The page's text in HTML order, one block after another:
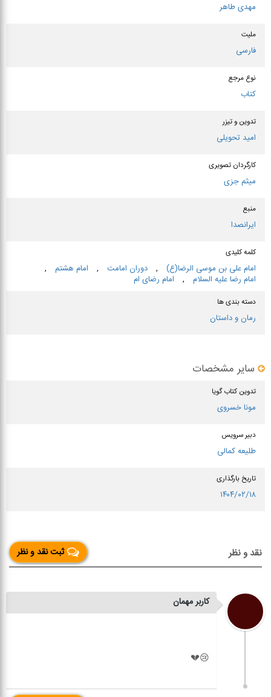
مهدی طاهر
ملیت
فارسی
نوع مرجع
کتاب
تدوین و تیزر
امید تحویلی
کارگردان تصویری
میثم جزی
منبع
ایرانصدا
کلمه کلیدی
امام علی بن موسی الرضا(ع) , دوران امامت , امام هشتم
,
امام رضا علیه السلام
, امام رضای ام
دسته بندی ها
رمان و داستان
سایر مشخصات
تدوین کتاب گویا
مونا خسروی
دبیر سرویس
طلیعه کمالی
تاریخ بارگذاری
۱۴۰۴/۰۲/۱۸
ثبت نقد و نظر نقد و نظر
کاربر مهمان